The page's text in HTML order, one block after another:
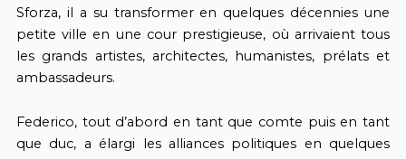
Sforza, il a su transformer en quelques décennies une
petite ville en une cour prestigieuse, où arrivaient tous
les grands artistes, architectes, humanistes, prélats et
ambassadeurs.
Federico, tout d’abord en tant que comte puis en tant
que duc, a élargi les alliances politiques en quelques